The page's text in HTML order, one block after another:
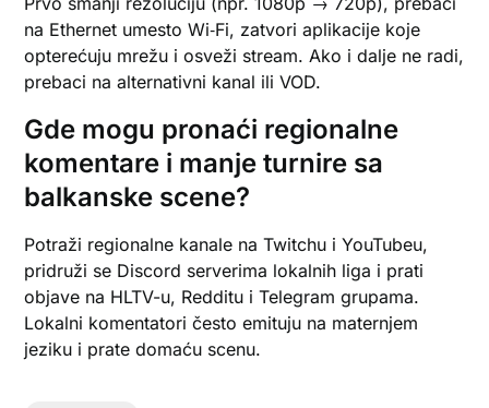
na Ethernet umesto Wi‑Fi, zatvori aplikacije koje
opterećuju mrežu i osveži stream. Ako i dalje ne radi,
prebaci na alternativni kanal ili VOD.
Gde mogu pronaći regionalne
komentare i manje turnire sa
balkanske scene?
Potraži regionalne kanale na Twitchu i YouTubeu,
pridruži se Discord serverima lokalnih liga i prati
objave na HLTV-u, Redditu i Telegram grupama.
Lokalni komentatori često emituju na maternjem
jeziku i prate domaću scenu.